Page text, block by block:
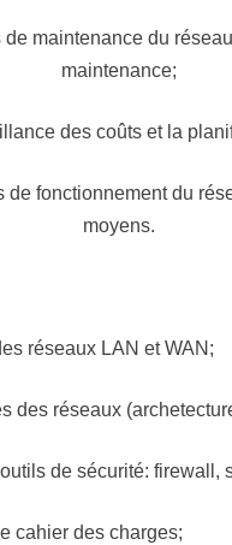
maintenance du
maintenance;
des coûts et la
fonctionnement du
moyens.
réseaux LAN et WAN;
des réseaux
de sécurité:
cahier des charges;